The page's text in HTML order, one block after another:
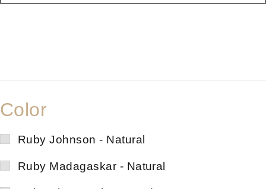
Color
Ruby Johnson - Natural
Ruby Madagaskar - Natural